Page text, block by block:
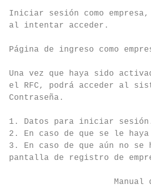
Iniciar sesión como
al intentar acceder.
Página de ingreso como
Una vez que haya sido
el RFC, podrá acceder al
Contraseña.
1. Datos para iniciar
2. En caso de que se le
3. En caso de que aún no
pantalla de registro de
Manual